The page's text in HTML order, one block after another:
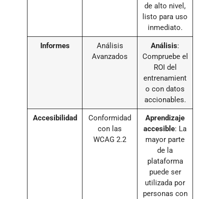
de alto nivel,
listo para uso
inmediato.
Informes
Análisis
Avanzados
Análisis:
Compruebe el
ROI del
entrenamient
o con datos
accionables.
Accesibilidad
Conformidad
con las
WCAG 2.2
Aprendizaje
accesible: La
mayor parte
de la
plataforma
puede ser
utilizada por
personas con